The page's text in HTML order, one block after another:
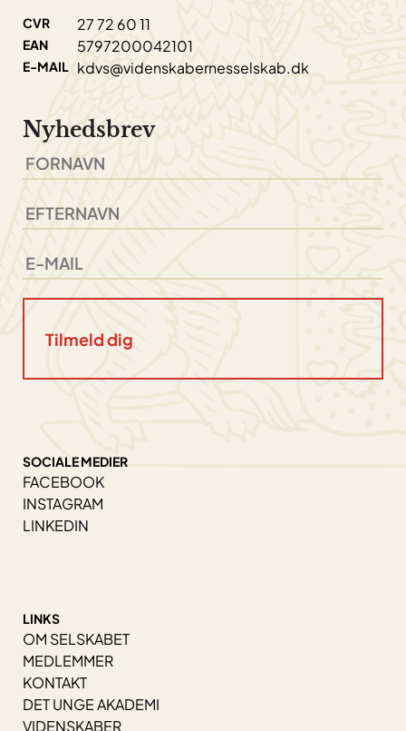
CVR 27 72 60 11
EAN 5797200042101
E-MAIL kdvs@videnskabernesselskab.dk
Nyhedsbrev
SOCIALE MEDIER
FACEBOOK
INSTAGRAM
LINKEDIN
LINKS
OM SELSKABET
MEDLEMMER
KONTAKT
DET UNGE AKADEMI
VIDENSKABER